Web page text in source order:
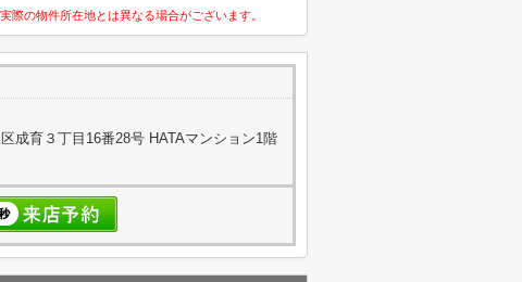
の物件所在地とは異なる場合がございます。
成育３丁目16番28号 HATAマンション1階